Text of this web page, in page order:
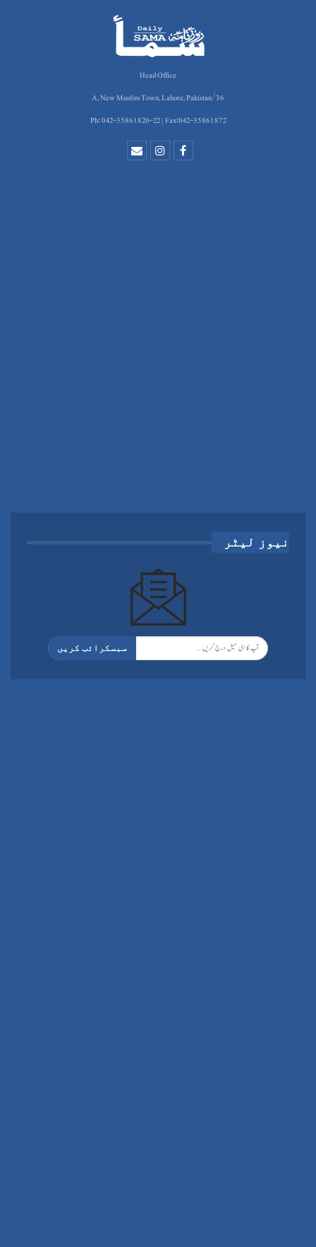
Head Office
36/A, New Muslim Town, Lahore, Pakistan
Ph: 042-35861820-22 | Fax:042-35861872
نیوز لیٹر
سبسکرائب کریں